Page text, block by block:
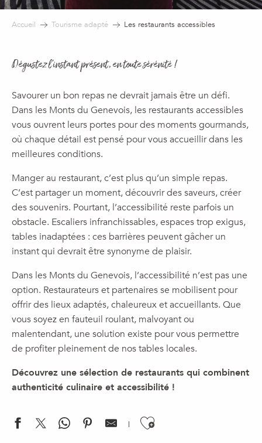
Accueil Tourisme adapté Les restaurants accessibles
Dégustez l’instant présent, en toute sérénité !
Savourer un bon repas ne devrait jamais être un défi.
Dans les Monts du Genevois, les restaurants accessibles
vous ouvrent leurs portes pour des moments gourmands,
où chaque détail est pensé pour vous accueillir dans les
meilleures conditions.
Manger au restaurant, c’est plus qu’un simple repas.
C’est partager un moment, découvrir des saveurs, créer
des souvenirs. Pourtant, l’accessibilité reste parfois un
obstacle. Escaliers infranchissables, espaces trop exigus,
tables inadaptées : ces barrières peuvent gâcher un
instant qui devrait être synonyme de plaisir.
Dans les Monts du Genevois, l’accessibilité n’est pas une
option. Restaurateurs et partenaires se mobilisent pour
offrir des lieux adaptés, chaleureux et accueillants. Que
vous soyez en fauteuil roulant, malvoyant ou
malentendant, une solution existe pour vous permettre
de profiter pleinement de nos tables locales.
Découvrez une sélection de restaurants qui combinent
authenticité culinaire et accessibilité !
Ajouter aux